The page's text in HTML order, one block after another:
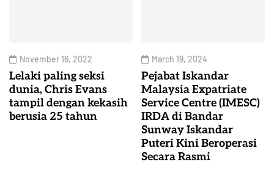
November 16, 2022
Lelaki paling seksi
dunia, Chris Evans
tampil dengan kekasih
berusia 25 tahun
March 19, 2024
Pejabat Iskandar
Malaysia Expatriate
Service Centre (IMESC)
IRDA di Bandar
Sunway Iskandar
Puteri Kini Beroperasi
Secara Rasmi